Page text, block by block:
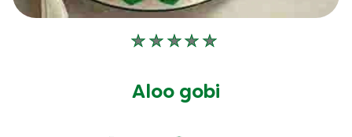
Aucune
soumise
Aloo gobi